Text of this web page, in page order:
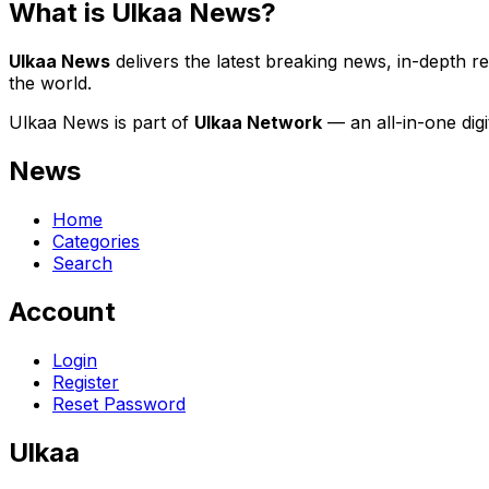
What is Ulkaa News?
Ulkaa News delivers the latest breaking news, in-depth
the world.
Ulkaa News is part of Ulkaa Network — an all-in-one
News
Home
Categories
Search
Account
Login
Register
Reset Password
Ulkaa